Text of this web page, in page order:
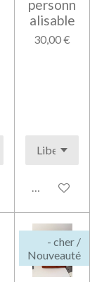
personn
alisable
30,00 €
Voir les
- cher /
Nouveauté